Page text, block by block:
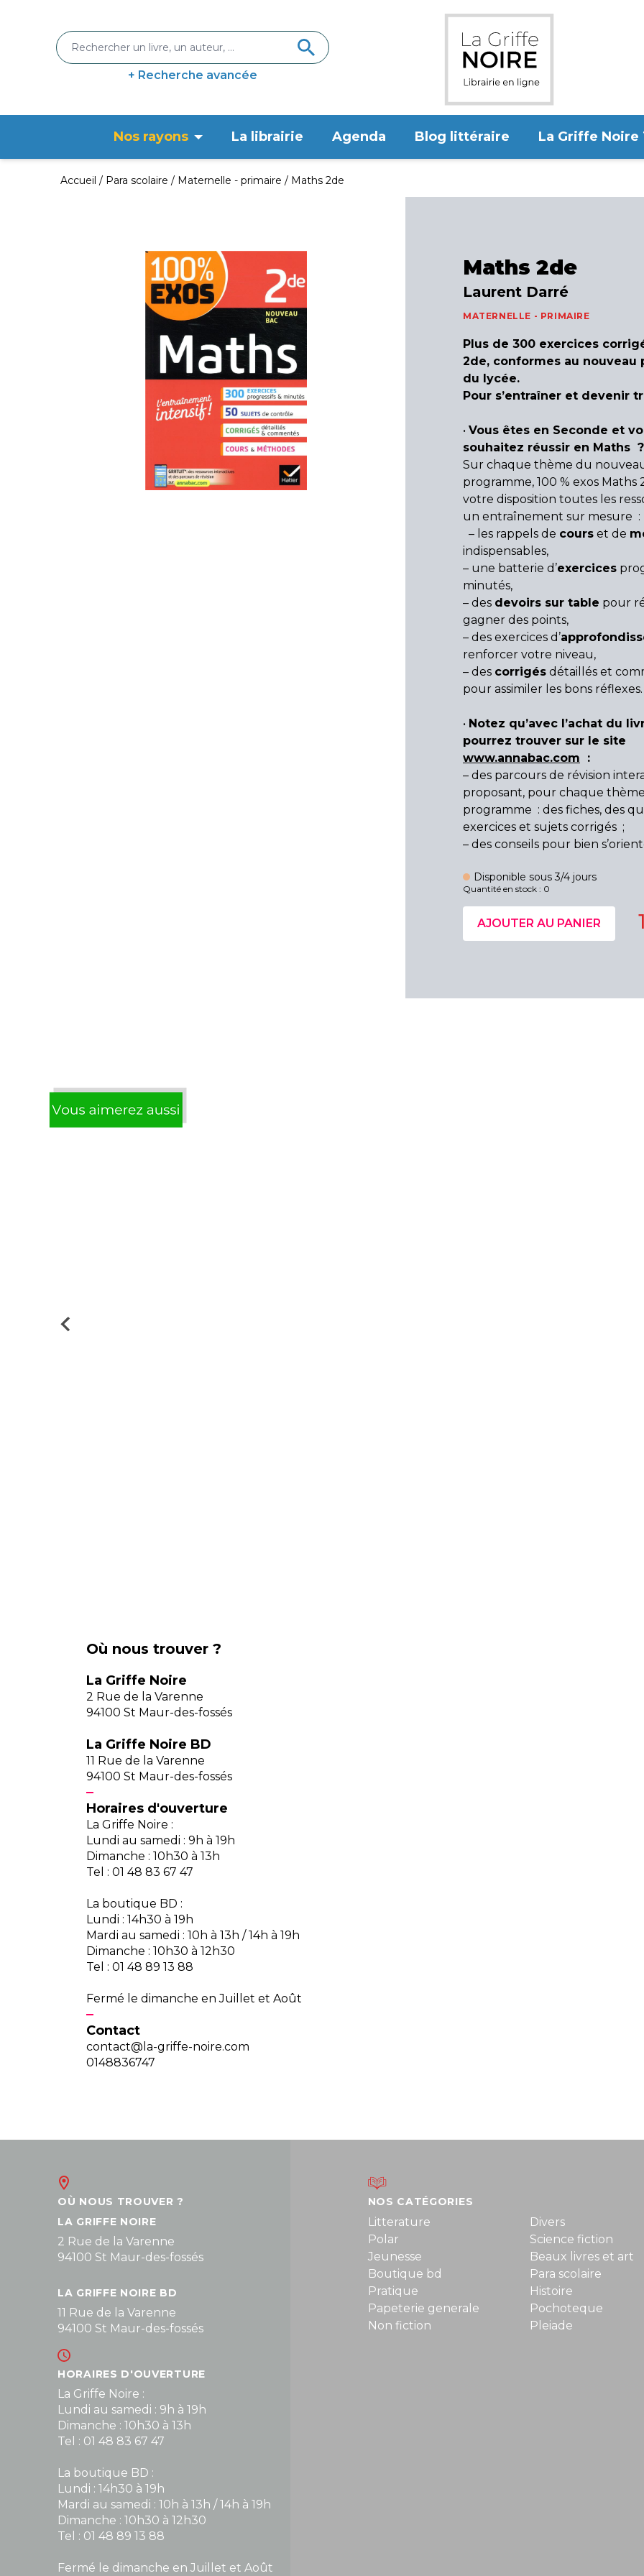
+ Recherche avancée
Nos rayons La librairie Agenda Blog littéraire La Griffe Noire
Accueil Para scolaire Maternelle - primaire Maths 2de
Maths 2de
Laurent Darré
MATERNELLE - PRIMAIRE
Plus de 300 exercices
2de, conformes au nouveau
du lycée.
Pour s’entraîner et devenir
• Vous êtes en Seconde et
souhaitez réussir en Maths ?
Sur chaque thème du
programme, 100 % exos Maths
votre disposition toutes les
un entraînement sur mesure :
– les rappels de cours et de
indispensables,
– une batterie d’exercices
minutés,
– des devoirs sur table pour
gagner des points,
– des exercices d’
renforcer votre niveau,
– des corrigés détaillés et
pour assimiler les bons réflexes.
• Notez qu’avec l’achat du
pourrez trouver sur le site
www.annabac.com :
– des parcours de révision
proposant, pour chaque
programme : des fiches, des
exercices et sujets corrigés ;
– des conseils pour bien
Disponible sous 3/4 jours
Quantité en stock : 0
AJOUTER AU PANIER
Où nous trouver ?
La Griffe Noire
2 Rue de la Varenne
94100 St Maur-des-fossés
La Griffe Noire BD
11 Rue de la Varenne
94100 St Maur-des-fossés
Horaires d'ouverture
La Griffe Noire :
Lundi au samedi : 9h à 19h
Dimanche : 10h30 à 13h
Tel : 01 48 83 67 47
La boutique BD :
Lundi : 14h30 à 19h
Mardi au samedi : 10h à 13h / 14h à 19h
Dimanche : 10h30 à 12h30
Tel : 01 48 89 13 88
Fermé le dimanche en Juillet et Août
Contact
contact@la-griffe-noire.com
0148836747
OÙ NOUS TROUVER ?
LA GRIFFE NOIRE
2 Rue de la Varenne
94100 St Maur-des-fossés
LA GRIFFE NOIRE BD
11 Rue de la Varenne
94100 St Maur-des-fossés
HORAIRES D'OUVERTURE
La Griffe Noire :
Lundi au samedi : 9h à 19h
Dimanche : 10h30 à 13h
Tel : 01 48 83 67 47
La boutique BD :
Lundi : 14h30 à 19h
Mardi au samedi : 10h à 13h / 14h à 19h
Dimanche : 10h30 à 12h30
Tel : 01 48 89 13 88
Fermé le dimanche en Juillet et Août
NOS CATÉGORIES
Litterature
Polar
Jeunesse
Boutique bd
Pratique
Papeterie generale
Non fiction
Divers
Science fiction
Beaux livres et art
Para scolaire
Histoire
Pochoteque
Pleiade